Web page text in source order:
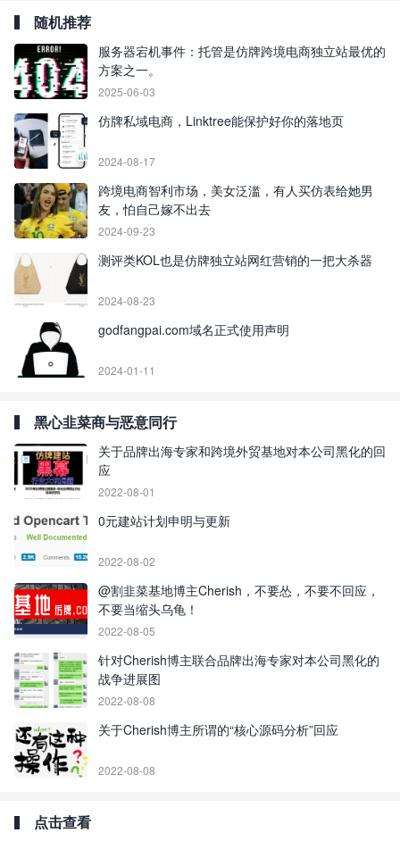
随机推荐
服务器宕机事件：托管是仿牌跨境电商独立站最优的
方案之一。
2025-06-03
仿牌私域电商，Linktree能保护好你的落地页
2024-08-17
跨境电商智利市场，美女泛滥，有人买仿表给她男
友，怕自己嫁不出去
2024-09-23
测评类KOL也是仿牌独立站网红营销的一把大杀器
2024-08-23
godfangpai.com域名正式使用声明
2024-01-11
黑心韭菜商与恶意同行
关于品牌出海专家和跨境外贸基地对本公司黑化的回
应
2022-08-01
0元建站计划申明与更新
2022-08-02
@割韭菜基地博主Cherish，不要怂，不要不回应，
不要当缩头乌龟！
2022-08-05
针对Cherish博主联合品牌出海专家对本公司黑化的
战争进展图
2022-08-08
关于Cherish博主所谓的“核心源码分析”回应
2022-08-08
点击查看